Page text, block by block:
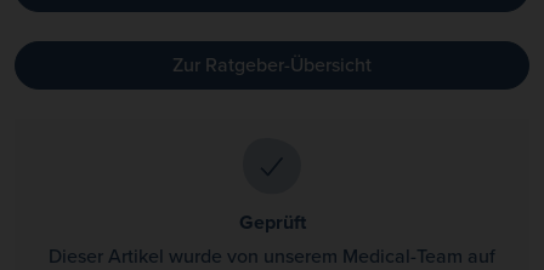
Zur Ratgeber-Übersicht
Geprüft
Dieser Artikel wurde von unserem Medical-Team auf